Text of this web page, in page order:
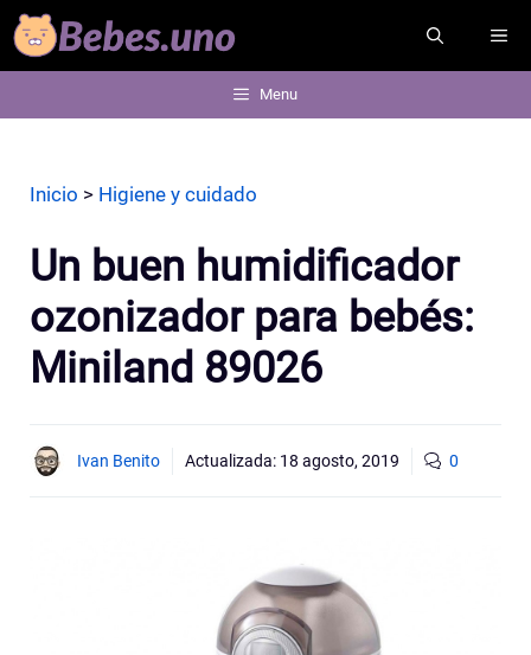
Saltar
al
Menu
Inicio > Higiene y cuidado
Un buen humidificador
ozonizador para bebés:
Miniland 89026
Ivan Benito Actualizada: 18 agosto, 2019 0